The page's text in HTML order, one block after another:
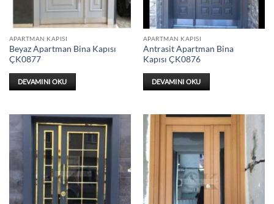
APARTMAN KAPISI
Beyaz Apartman Bina Kapısı
ÇK0877
DEVAMINI OKU
APARTMAN KAPISI
Antrasit Apartman Bina
Kapısı ÇK0876
DEVAMINI OKU